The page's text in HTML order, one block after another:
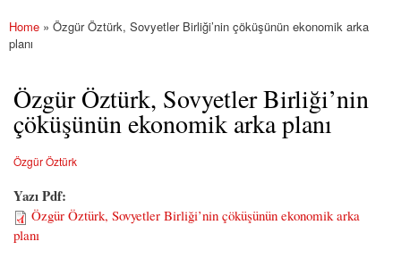
You are here
Home » Özgür Öztürk, Sovyetler Birliği’nin çöküşünün ekonomik arka
planı
Özgür Öztürk, Sovyetler Birliği’nin
çöküşünün ekonomik arka planı
Özgür Öztürk
Yazı Pdf:
Özgür Öztürk, Sovyetler Birliği’nin çöküşünün ekonomik arka
planı